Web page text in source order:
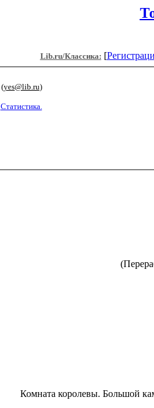
Lib.ru/Классика: [
(yes@lib.ru)
Статистика.
Комната королевы. Большой